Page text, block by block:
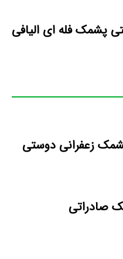
پشمک فله ای الیافی
زعفرانی دوستی
صادراتی